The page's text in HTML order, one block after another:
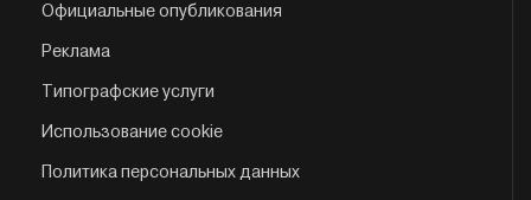
Официальные опубликования
Реклама
Типографские услуги
Использование cookie
Политика персональных данных